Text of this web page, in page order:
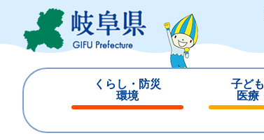
ジ
ュ
くらし・防災
環境
じ
子ど
医療
じ